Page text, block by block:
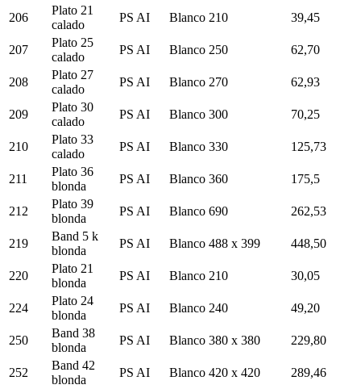
206
Plato 21
calado
PS AI Blanco 210 39,45
207
Plato 25
calado
PS AI Blanco 250 62,70
208
Plato 27
calado
PS AI Blanco 270 62,93
209
Plato 30
calado
PS AI Blanco 300 70,25
210
Plato 33
calado
PS AI Blanco 330 125,73
211
Plato 36
blonda
PS AI Blanco 360 175,5
212
Plato 39
blonda
PS AI Blanco 690 262,53
219
Band 5 k
blonda
PS AI Blanco 488 x 399 448,50
220
Plato 21
blonda
PS AI Blanco 210 30,05
224
Plato 24
blonda
PS AI Blanco 240 49,20
250
Band 38
blonda
PS AI Blanco 380 x 380 229,80
252
Band 42
blonda
PS AI Blanco 420 x 420 289,46